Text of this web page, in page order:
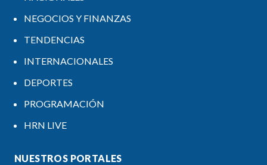
NEGOCIOS Y FINANZAS
TENDENCIAS
INTERNACIONALES
DEPORTES
PROGRAMACIÓN
HRN LIVE
NUESTROS PORTALES